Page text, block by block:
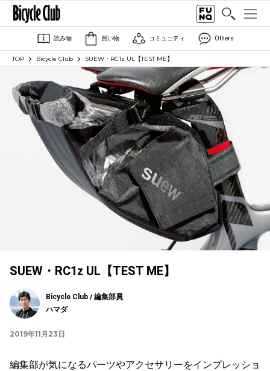
読み物 買い物 コミュニティ Others
TOP Bicycle Club SUEW・RC1z UL【TEST ME】
SUEW・RC1z UL【TEST ME】
Bicycle Club / 編集部員
ハマダ
2019年11月23日
編集部が気になるパーツやアクセサリーをインプレッショ